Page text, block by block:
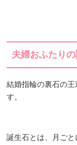
夫婦おふたり
結婚指輪の裏石の
す。
誕生石とは、月ご